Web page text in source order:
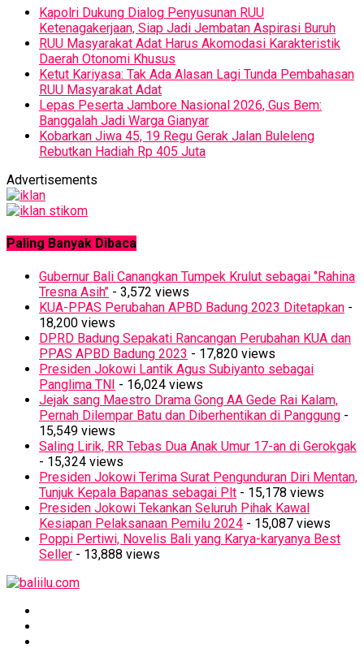
Kapolri Dukung Dialog Penyusunan RUU
Ketenagakerjaan, Siap Jadi Jembatan Aspirasi Buruh
RUU Masyarakat Adat Harus Akomodasi Karakteristik
Daerah Otonomi Khusus
Ketut Kariyasa: Tak Ada Alasan Lagi Tunda Pembahasan
RUU Masyarakat Adat
Lepas Peserta Jambore Nasional 2026, Gus Bem:
Banggalah Jadi Warga Gianyar
Kobarkan Jiwa 45, 19 Regu Gerak Jalan Buleleng
Rebutkan Hadiah Rp 405 Juta
Advertisements
Paling Banyak Dibaca
Gubernur Bali Canangkan Tumpek Krulut sebagai ‘’Rahina
Tresna Asih’’ - 3,572 views
KUA-PPAS Perubahan APBD Badung 2023 Ditetapkan -
18,200 views
DPRD Badung Sepakati Rancangan Perubahan KUA dan
PPAS APBD Badung 2023 - 17,820 views
Presiden Jokowi Lantik Agus Subiyanto sebagai
Panglima TNI - 16,024 views
Jejak sang Maestro Drama Gong AA Gede Rai Kalam,
Pernah Dilempar Batu dan Diberhentikan di Panggung -
15,549 views
Saling Lirik, RR Tebas Dua Anak Umur 17-an di Gerokgak
- 15,324 views
Presiden Jokowi Terima Surat Pengunduran Diri Mentan,
Tunjuk Kepala Bapanas sebagai Plt - 15,178 views
Presiden Jokowi Tekankan Seluruh Pihak Kawal
Kesiapan Pelaksanaan Pemilu 2024 - 15,087 views
Poppi Pertiwi, Novelis Bali yang Karya-karyanya Best
Seller - 13,888 views